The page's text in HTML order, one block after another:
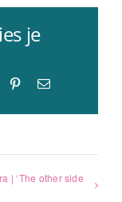
je
Pinterest
E-
| ‘The other side